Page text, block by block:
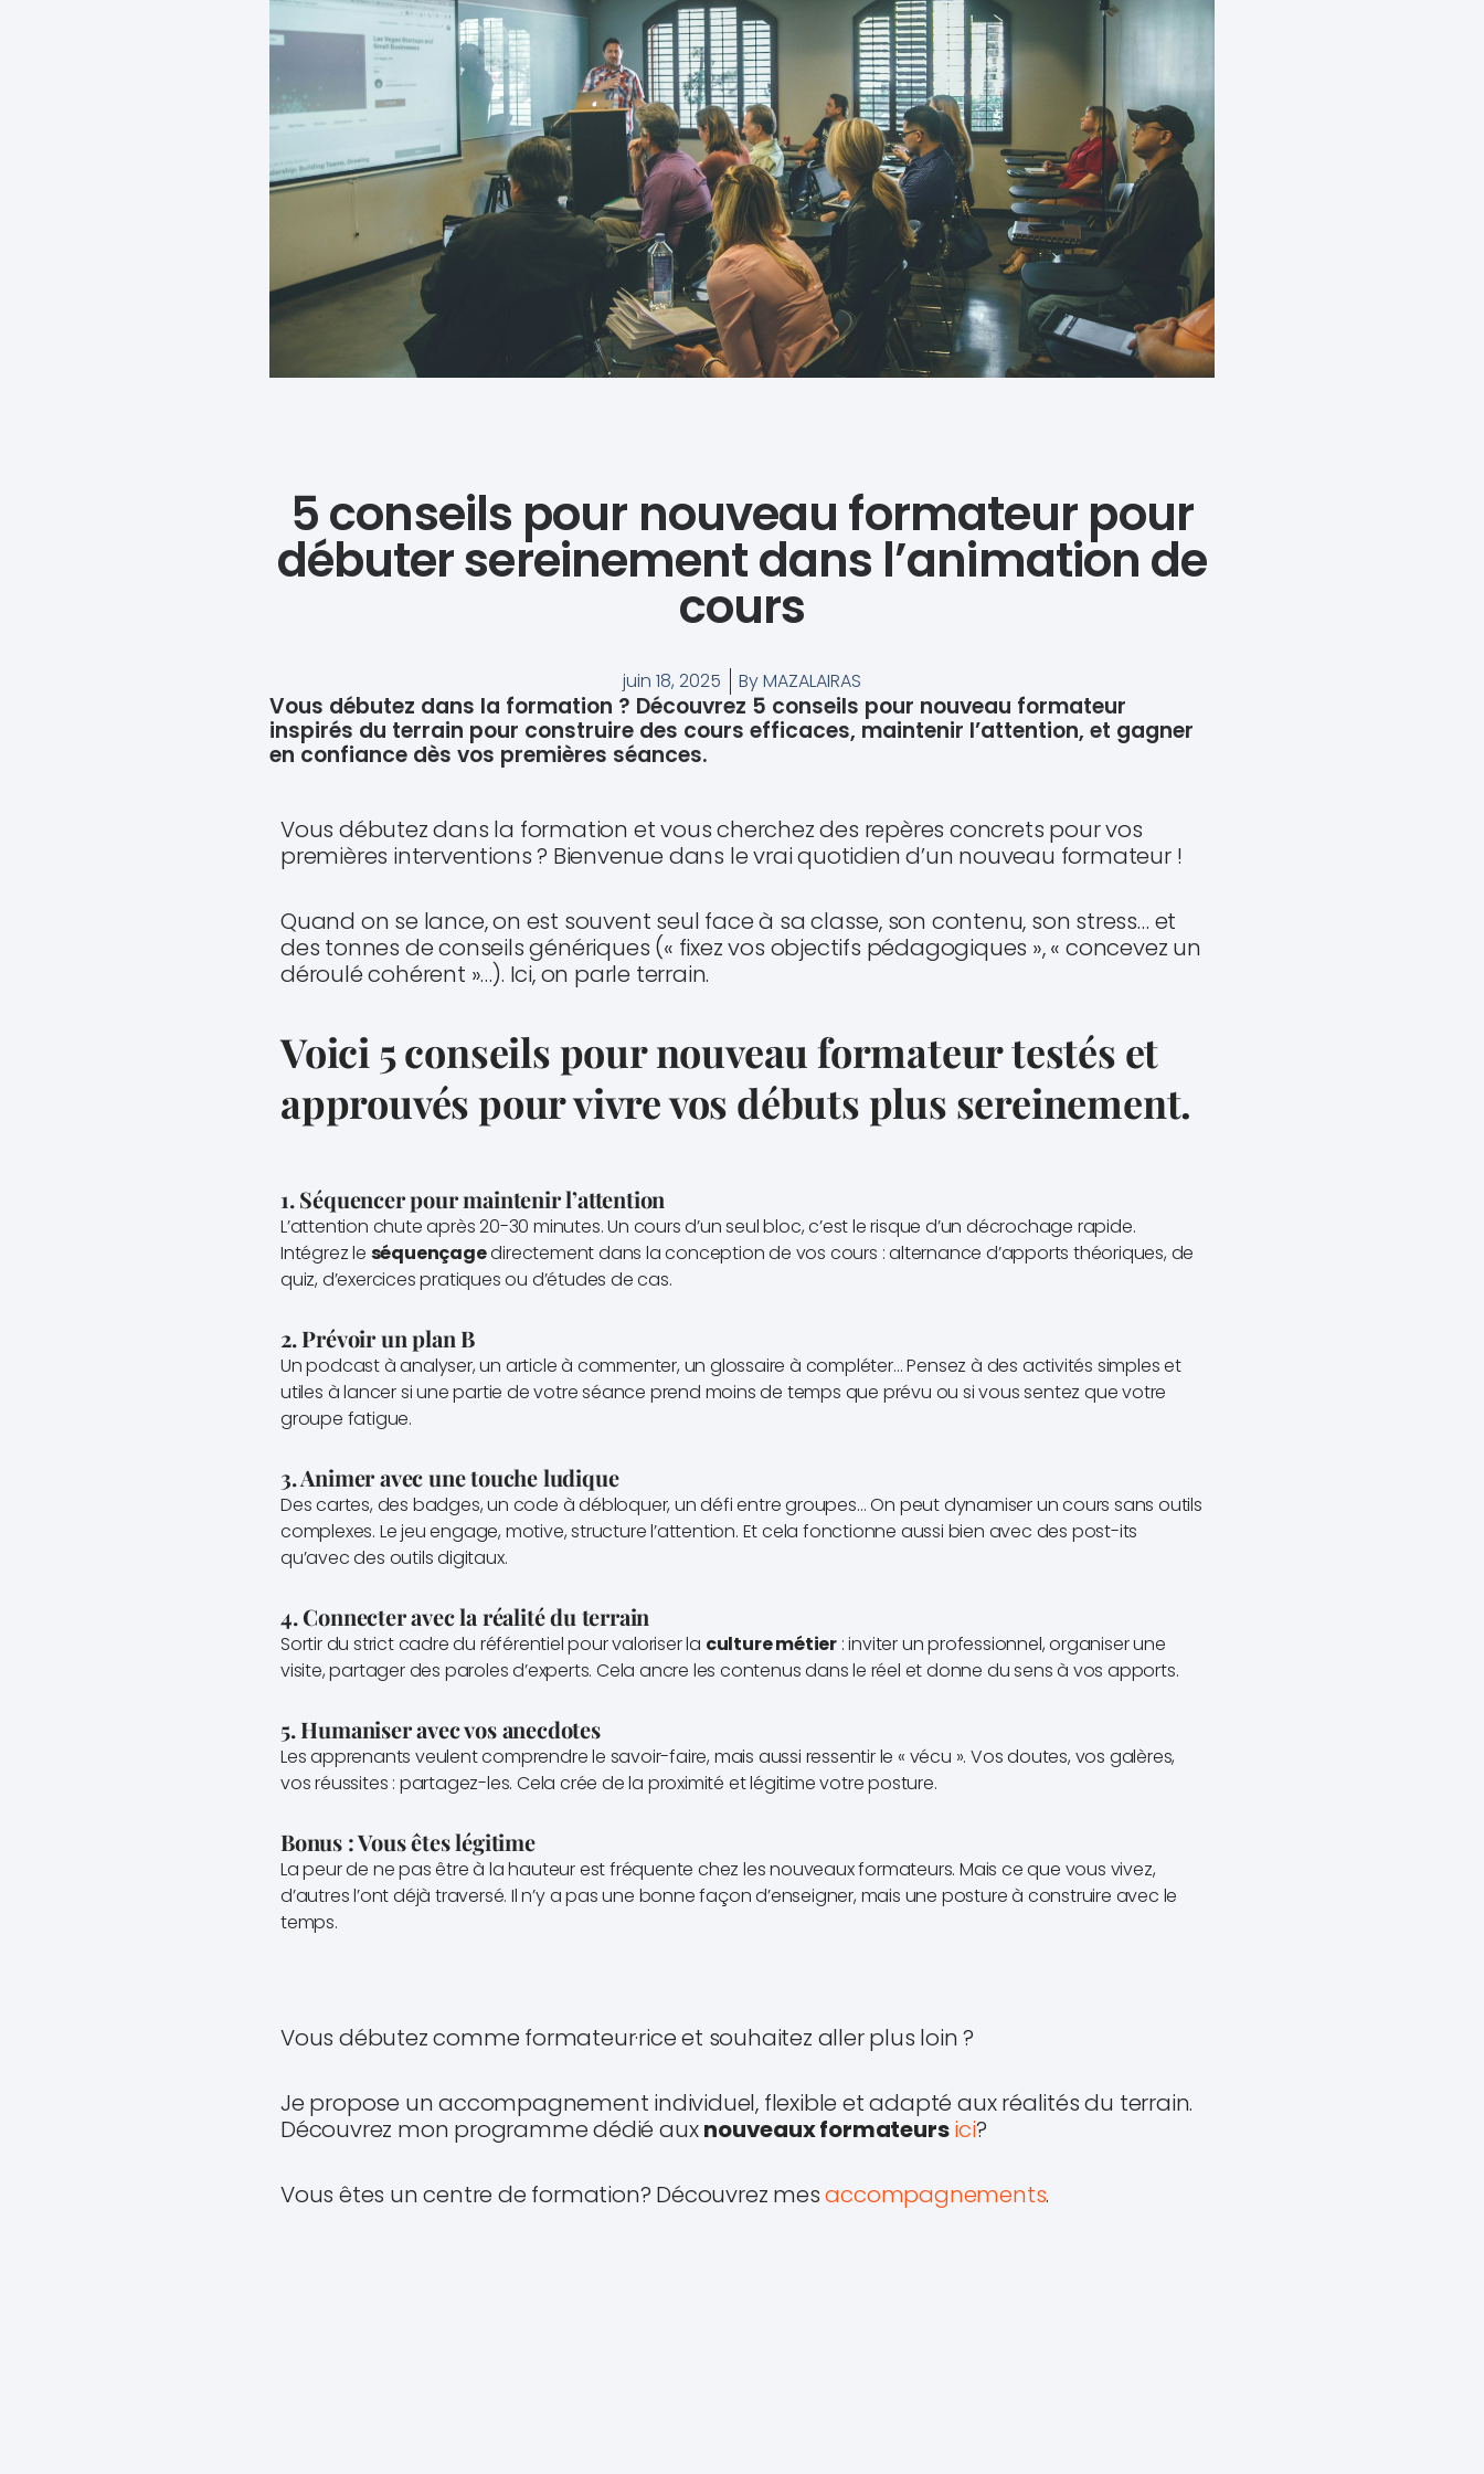
5 conseils pour nouveau formateur pour
débuter sereinement dans l’animation de
cours
juin 18, 2025 ByMAZALAIRAS
Vous débutez dans la formation ? Découvrez 5 conseils pour nouveau formateur
inspirés du terrain pour construire des cours efficaces, maintenir l’attention, et gagner
en confiance dès vos premières séances.
Vous débutez dans la formation et vous cherchez des repères concrets pour vos
premières interventions ? Bienvenue dans le vrai quotidien d’un nouveau formateur !
Quand on se lance, on est souvent seul face à sa classe, son contenu, son stress… et
des tonnes de conseils génériques (« fixez vos objectifs pédagogiques », « concevez un
déroulé cohérent »…). Ici, on parle terrain.
Voici 5 conseils pour nouveau formateur testés et
approuvés pour vivre vos débuts plus sereinement.
1. Séquencer pour maintenir l’attention
L’attention chute après 20-30 minutes. Un cours d’un seul bloc, c’est le risque d’un décrochage rapide.
Intégrez le séquençagedirectement dans la conception de vos cours : alternance d’apports théoriques, de
quiz, d’exercices pratiques ou d’études de cas.
2. Prévoir un plan B
Un podcast à analyser, un article à commenter, un glossaire à compléter… Pensez à des activités simples et
utiles à lancer si une partie de votre séance prend moins de temps que prévu ou si vous sentez que votre
groupe fatigue.
3. Animer avec une touche ludique
Des cartes, des badges, un code à débloquer, un défi entre groupes… On peut dynamiser un cours sans outils
complexes. Le jeu engage, motive, structure l’attention. Et cela fonctionne aussi bien avec des post-its
qu’avec des outils digitaux.
4. Connecter avec la réalité du terrain
Sortir du strict cadre du référentiel pour valoriser la culture métier : inviter un professionnel, organiser une
visite, partager des paroles d’experts. Cela ancre les contenus dans le réel et donne du sens à vos apports.
5. Humaniser avec vos anecdotes
Les apprenants veulent comprendre le savoir-faire, mais aussi ressentir le « vécu ». Vos doutes, vos galères,
vos réussites : partagez-les. Cela crée de la proximité et légitime votre posture.
Bonus : Vous êtes légitime
La peur de ne pas être à la hauteur est fréquente chez les nouveaux formateurs. Mais ce que vous vivez,
d’autres l’ont déjà traversé. Il n’y a pas une bonne façon d’enseigner, mais une posture à construire avec le
temps.
Vous débutez comme formateur·rice et souhaitez aller plus loin ?
Je propose un accompagnement individuel, flexible et adapté aux réalités du terrain.
Découvrez mon programme dédié auxnouveaux formateursici?
Vous êtes un centre de formation? Découvrez mesaccompagnements.